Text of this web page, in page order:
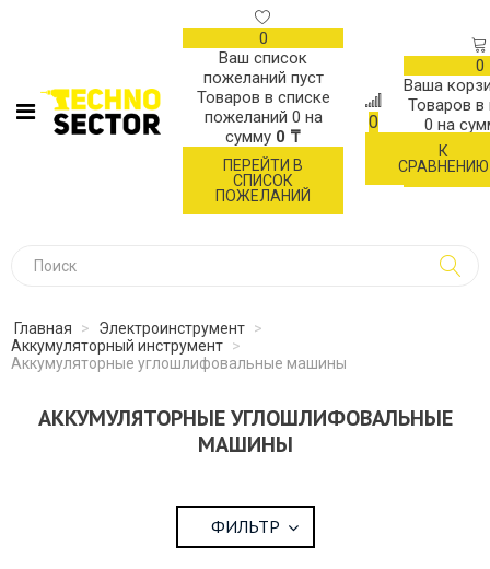
0
Ваш список
пожеланий пуст
Товаров в списке
пожеланий 0 на
сумму 0 ₸
ПЕРЕЙТИ В
СПИСОК
ПОЖЕЛАНИЙ
0
К
СРАВНЕНИЮ
0
Ваша
Товаров в
0 на
Главная > Электроинструмент >
Аккумуляторный инструмент >
Аккумуляторные углошлифовальные машины
АККУМУЛЯТОРНЫЕ УГЛОШЛИФОВАЛЬНЫЕ
МАШИНЫ
ФИЛЬТР